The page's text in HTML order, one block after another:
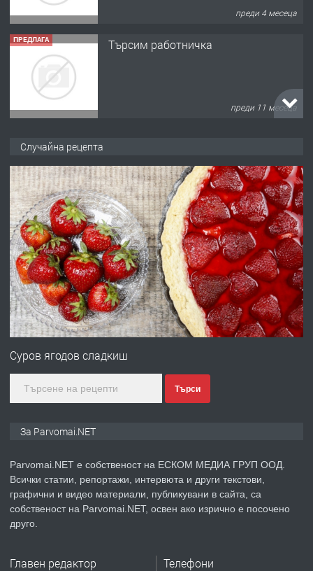
преди 4 месеца
ПРЕДЛАГА Търсим работничка
преди 11 месеца
преди 1 година
ПРЕДЛАГА Работа за общи работници
преди 1 година
ПРЕДЛАГА
Първи поход "По стъпките на Ангел
преди 1 година
ПРЕДЛАГА Уроци по Математика
Случайна рецепта
Суров ягодов сладкиш
Търси
За Parvomai.NET
Parvomai.NET е собственост на ЕСКОМ МЕДИА ГРУП ООД.
Всички статии, репортажи, интервюта и други текстови,
графични и видео материали, публикувани в сайта, са
собственост на Parvomai.NET, освен ако изрично е посочено
друго.
Главен редактор Телефони